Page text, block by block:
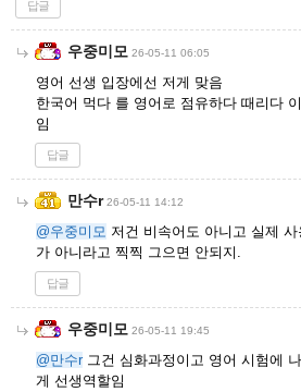
답글
우중미모 26-05-11 06:05
영어 선생 입장에선 저게 맞음
한국어 먹다 를 영어로 점유하다 때리다
임
답글
만수r 26-05-11 14:12
@우중미모 저건 비속어도 아니고 실제
가 아니라고 찍찍 그으면 안되지.
답글
우중미모 26-05-11 19:45
@만수r그건 심화과정이고 영어 시험에
게 선생역할임